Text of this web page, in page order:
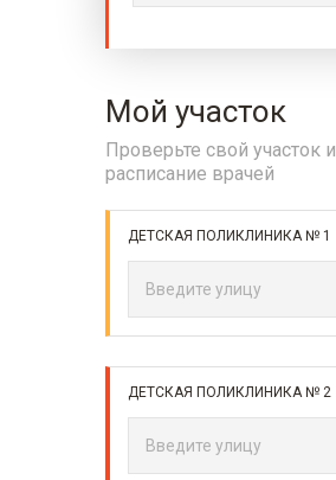
Мой участок
Проверьте свой участок и
расписание врачей
ДЕТСКАЯ ПОЛИКЛИНИКА № 1
ДЕТСКАЯ ПОЛИКЛИНИКА № 2